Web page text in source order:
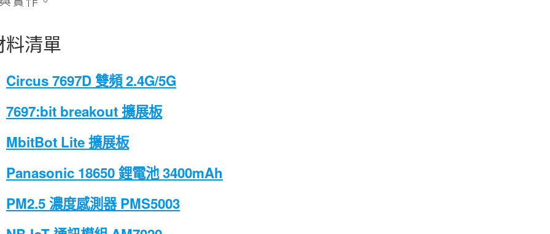
料清單
Circus 7697D 雙頻 2.4G/5G
7697:bit breakout 擴展板
MbitBot Lite 擴展板
Panasonic 18650 鋰電池 3400mAh
PM2.5 濃度感測器 PMS5003